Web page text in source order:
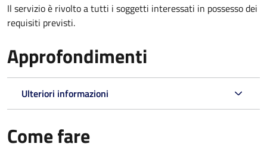
Il servizio è rivolto a tutti i soggetti interessati in possesso dei
requisiti previsti.
Approfondimenti
Ulteriori informazioni
Come fare